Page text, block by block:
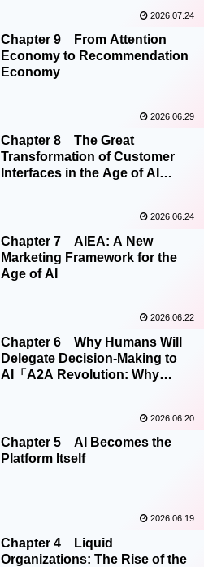
2026.07.24
Chapter 9 From Attention
Economy to Recommendation
Economy
2026.06.29
Chapter 8 The Great
Transformation of Customer
Interfaces in the Age of AI
2026.06.24
Chapter 7 AIEA: A New
Marketing Framework for the
Age of AI
2026.06.22
Chapter 6 Why Humans Will
Delegate Decision-Making to
AI「A2A Revolution: Why
2026.06.20
Chapter 5 AI Becomes the
Platform Itself
2026.06.19
Chapter 4 Liquid
Organizations: The Rise of the